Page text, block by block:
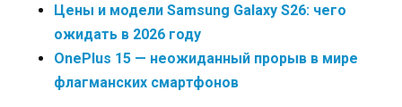
Цены и модели Samsung Galaxy S26: чего
ожидать в 2026 году
OnePlus 15 — неожиданный прорыв в мире
флагманских смартфонов